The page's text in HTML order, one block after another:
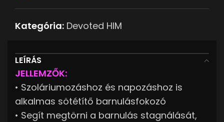
Kategória: Devoted HIM
LEÍRÁS
JELLEMZŐK:
• Szoláriumozáshoz és napozáshoz is
alkalmas sötétítő barnulásfokozó
• Segít megtörni a barnulás stagnálását,